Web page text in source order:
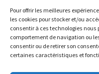
Pour offrir les meilleures
les cookies pour stocker et/ou
consentir à ces technologies
comportement de navigation ou
consentir ou de retirer son
certaines caractéristiques et
Tous droits
Aubrac2026 -